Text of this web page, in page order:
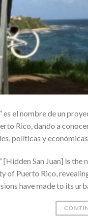
es el nombre de un
Rico, dando a
políticas y
[Hidden San Juan] is
of Puerto Rico,
have made to its